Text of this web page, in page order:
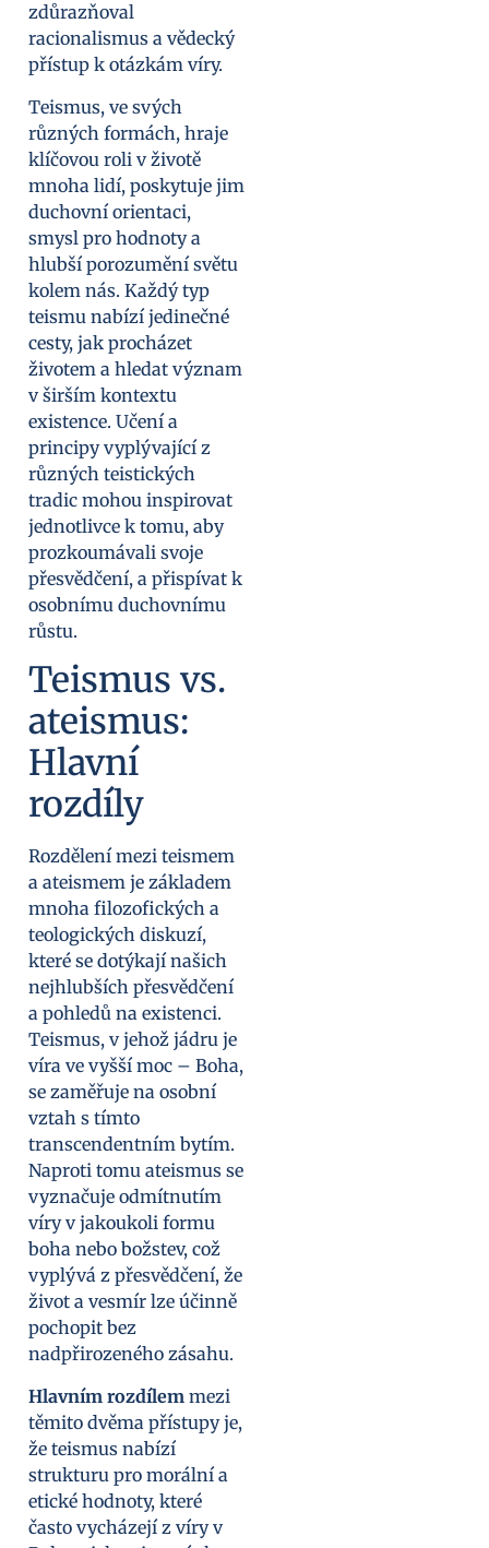
zdůrazňoval
racionalismus a vědecký
přístup k otázkám víry.
Teismus, ve svých
různých formách, hraje
klíčovou roli v životě
mnoha lidí, poskytuje jim
duchovní orientaci,
smysl pro hodnoty a
hlubší porozumění světu
kolem nás. Každý typ
teismu nabízí jedinečné
cesty, jak procházet
životem a hledat význam
v širším kontextu
existence. Učení a
principy vyplývající z
různých teistických
tradic mohou inspirovat
jednotlivce k tomu, aby
prozkoumávali svoje
přesvědčení, a přispívat k
osobnímu duchovnímu
růstu.
Teismus vs.
ateismus:
Hlavní
rozdíly
Rozdělení mezi teismem
a ateismem je základem
mnoha filozofických a
teologických diskuzí,
které se dotýkají našich
nejhlubších přesvědčení
a pohledů na existenci.
Teismus, v jehož jádru je
víra ve vyšší moc – Boha,
se zaměřuje na osobní
vztah s tímto
transcendentním bytím.
Naproti tomu ateismus se
vyznačuje odmítnutím
víry v jakoukoli formu
boha nebo božstev, což
vyplývá z přesvědčení, že
život a vesmír lze účinně
pochopit bez
nadpřirozeného zásahu.
Hlavním rozdílem mezi
těmito dvěma přístupy je,
že teismus nabízí
strukturu pro morální a
etické hodnoty, které
často vycházejí z víry v